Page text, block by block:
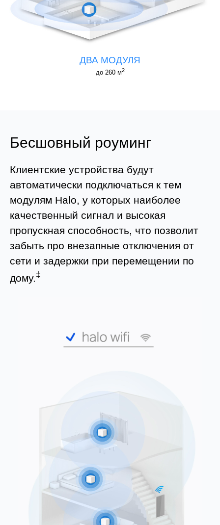
ДВА МОДУЛЯ
до 260 м2
Бесшовный роуминг
Клиентские устройства будут
автоматически подключаться к тем
модулям Halo, у которых наиболее
качественный сигнал и высокая
пропускная способность, что позволит
забыть про внезапные отключения от
сети и задержки при перемещении по
дому.‡